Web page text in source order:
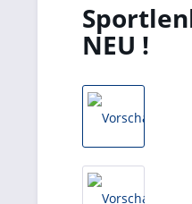
NEU !